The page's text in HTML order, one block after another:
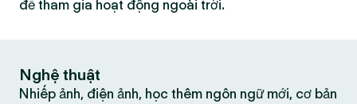
để tham gia hoạt động ngoài trời.
Nghệ thuật
Nhiếp ảnh, điện ảnh, học thêm ngôn ngữ mới, cơ bản